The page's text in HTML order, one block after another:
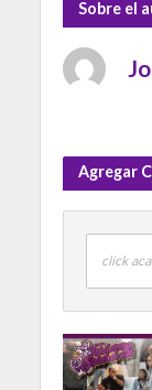
Sobre el
Agregar
click